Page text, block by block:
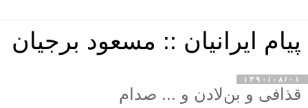
پیام ایرانیان :: مسعود برجیان
۱۳۹۰/۰۸/۰۱
قذافی و بن‌لادن و ... صدام